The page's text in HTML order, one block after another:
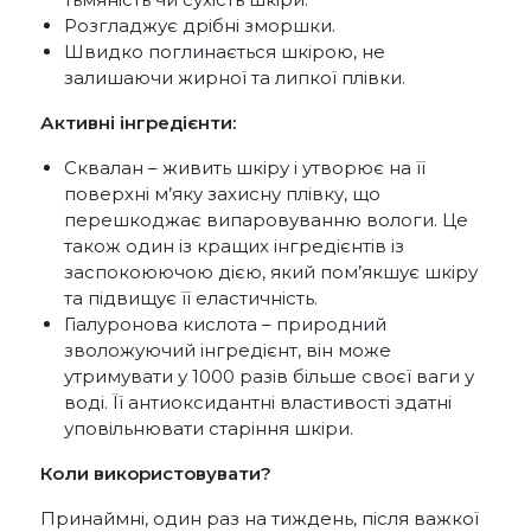
Розгладжує дрібні зморшки.
Швидко поглинається шкірою, не
залишаючи жирної та липкої плівки.
Активні інгредієнти:
Сквалан – живить шкіру і утворює на її
поверхні м’яку захисну плівку, що
перешкоджає випаровуванню вологи. Це
також один із кращих інгредієнтів із
заспокоюючою дією, який пом’якшує шкіру
та підвищує її еластичність.
Гіалуронова кислота – природний
зволожуючий інгредієнт, він може
утримувати у 1000 разів більше своєї ваги у
воді. Її антиоксидантні властивості здатні
уповільнювати старіння шкіри.
Коли використовувати?
Принаймні, один раз на тиждень, після важкої